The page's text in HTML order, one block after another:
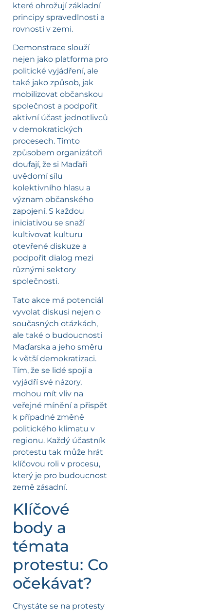
které ohrožují základní
principy spravedlnosti a
rovnosti v zemi.
Demonstrace slouží
nejen jako platforma pro
politické vyjádření, ale
také jako způsob, jak
mobilizovat občanskou
společnost a podpořit
aktivní účast jednotlivců
v demokratických
procesech. Tímto
způsobem organizátoři
doufají, že si Maďaři
uvědomí sílu
kolektivního hlasu a
význam občanského
zapojení. S každou
iniciativou se snaží
kultivovat kulturu
otevřené diskuze a
podpořit dialog mezi
různými sektory
společnosti.
Tato akce má potenciál
vyvolat diskusi nejen o
současných otázkách,
ale také o budoucnosti
Maďarska a jeho směru
k větší demokratizaci.
Tím, že se lidé spojí a
vyjádří své názory,
mohou mít vliv na
veřejné mínění a přispět
k případné změně
politického klimatu v
regionu. Každý účastník
protestu tak může hrát
klíčovou roli v procesu,
který je pro budoucnost
země zásadní.
Klíčové
body a
témata
protestu: Co
očekávat?
Chystáte se na protesty